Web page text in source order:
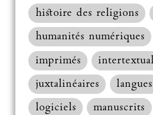
histoire des religions
humanités numériques
imprimés
juxtalinéaires
langues
logiciels
manuscrits